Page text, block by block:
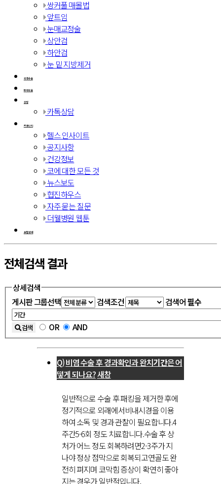
쌍커풀 매몰법
앞트임
눈매교정술
상안검
하안검
눈 밑 지방제거
귀족수술
쁘띠시술
상담
카톡상담
커뮤니티
헬스 인사이트
공지사항
건강정보
코에 대한 모든 것
뉴스보도
협진하우스
자주 묻는 질문
더웰병원 웹툰
보험 안내
전체검색 결과
상세검색
게시판 그룹선택
검색조건 검색어필수
검색 OR AND
비염 수술 후 경과확인과 완치기간은 어
떻게 되나요?새창
일반적으로 수술 후 패킹을 제거한 후에
정기적으로 외래에서비내시경을 이용
하여 소독 및 경과 관찰이 필요합니다.4
주간5-6회 정도 치료합니다.수술 후 상
처가 어느 정도 회복하려면2-3주가 지
나야 정상 점막으로 회복되고연골도 완
전히 펴지며 코막힘 증상이 확연히 좋아
지는 경우가 일반적입니다.